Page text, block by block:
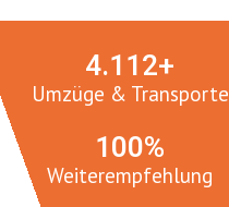
Umzüge & Transporte
4.112+
Weiterempfehlung
100%